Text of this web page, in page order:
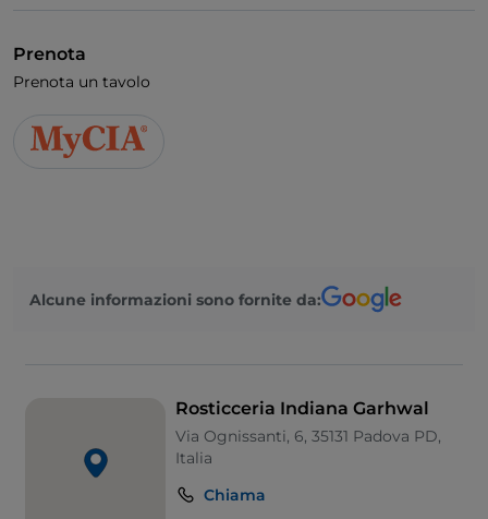
Prenota
Prenota un tavolo
Alcune informazioni sono fornite da:
Rosticceria Indiana Garhwal
Via Ognissanti, 6, 35131 Padova PD,
Italia
Chiama